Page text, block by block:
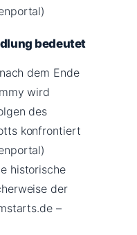
bedeutet
dem Ende
wird
des
konfrontiert
historische
der
–